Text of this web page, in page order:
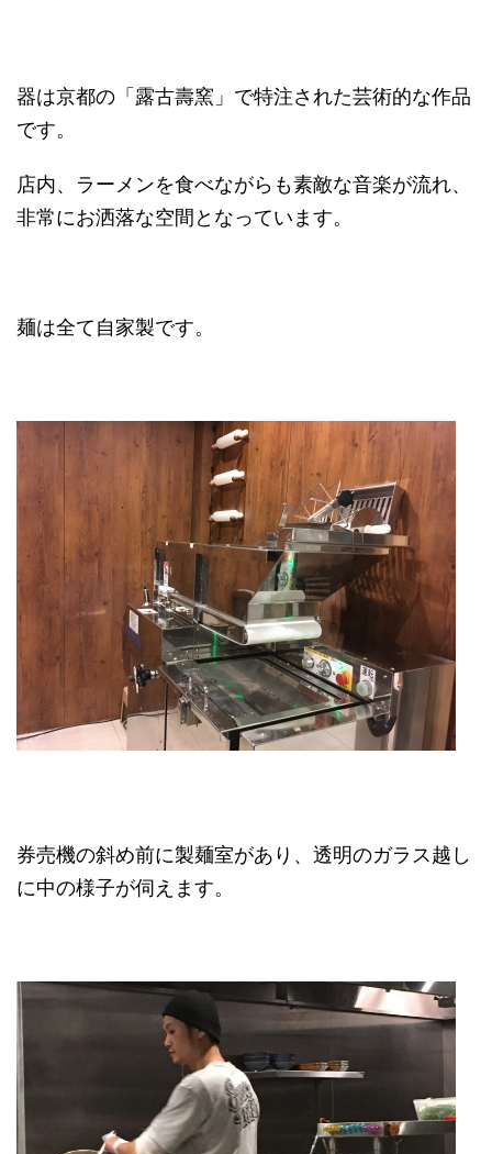
器は京都の「露古壽窯」で特注された芸術的な作品
です。
店内、ラーメンを食べながらも素敵な音楽が流れ、
非常にお洒落な空間となっています。
麺は全て自家製です。
券売機の斜め前に製麺室があり、透明のガラス越し
に中の様子が伺えます。